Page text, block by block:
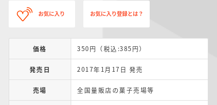
お気に入り お気に入り登録とは？
価格 350円（税込:385円）
発売日 2017年1月17日 発売
売場 全国量販店の菓子売場等